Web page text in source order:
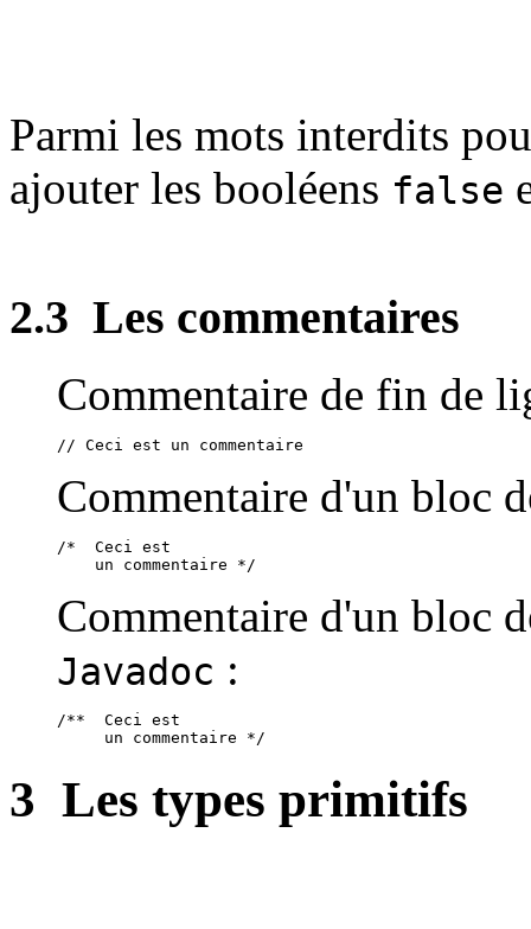
Parmi les mots interdits
ajouter les booléens false
2.3 Les commentaires
Commentaire de fin de
Commentaire d'un bloc
/*  Ceci est
Commentaire d'un bloc
Javadoc :
/**  Ceci est
3 Les types primitifs